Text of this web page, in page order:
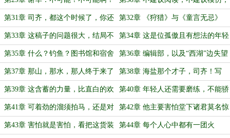
不建议参考，三不建议
第31章 司齐，都这个时候了，你还
要什么自行车？
第32章 《狩猎》与《童言无忌》
第33章 这稿子的问题很大，结局不
够光明
第34章 这是位孤傲且有想法的年轻
人，恐怕是极其不愿意修改稿子的
第35章 什么？钓鱼？图书馆和宿舍
已经容不下他了吗？
第36章 编辑部，以及“西湖”边失望
的期待
第37章 那山，那水，那人终于来了 第38章 海盐那个才子，司齐！写
《墨杀》的那个？
第39章 这含蓄的力量，比直白的欢
呼厉害十倍
第40章 年轻人还需要磨练，不能骄
傲
第41章 可着劲的溜须拍马，还是对
他二叔溜须拍马
第42章 他主要害怕堂下诸君莫名惊
骇！
第43章 害怕就是害怕，看把这货装 第44章 每个人心中都有一团火